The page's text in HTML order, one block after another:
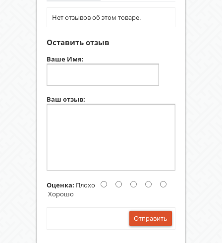
Нет отзывов об этом товаре.
Оставить отзыв
Ваше Имя:
Ваш отзыв:
Оценка: Плохо
Хорошо
Отправить